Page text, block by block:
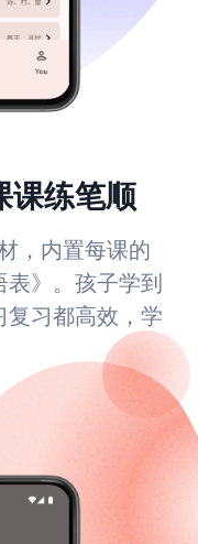
课练笔顺
，内置每课的
表》。孩子学到
复习都高效，学